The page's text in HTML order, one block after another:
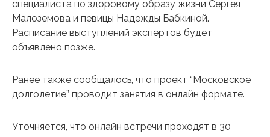
специалиста по здоровому образу жизни Сергея
Малоземова и певицы Надежды Бабкиной.
Расписание выступлений экспертов будет
объявлено позже.
Ранее также сообщалось, что проект “Московское
долголетие” проводит занятия в онлайн формате.
Уточняется, что онлайн встречи проходят в 30